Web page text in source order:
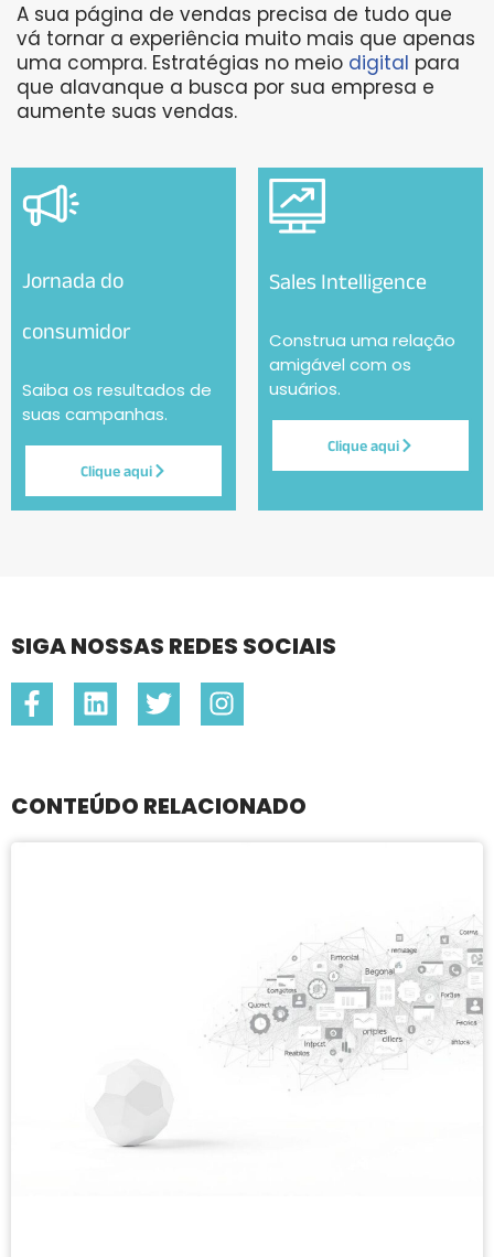
A sua página de vendas precisa de tudo que
vá tornar a experiência muito mais que apenas
uma compra. Estratégias no meio digital para
que alavanque a busca por sua empresa e
aumente suas vendas.
Jornada do
consumidor
Saiba os resultados de
suas campanhas.
Clique aqui
Sales Intelligence
Construa uma relação
amigável com os
usuários.
Clique aqui
SIGA NOSSAS REDES SOCIAIS
CONTEÚDO RELACIONADO